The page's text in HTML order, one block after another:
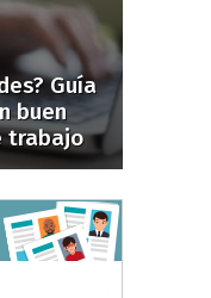
Guía
buen
trabajo